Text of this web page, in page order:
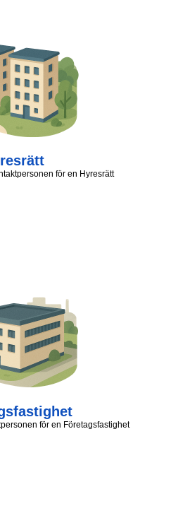
för en Hyresrätt
för en Företagsfastighet